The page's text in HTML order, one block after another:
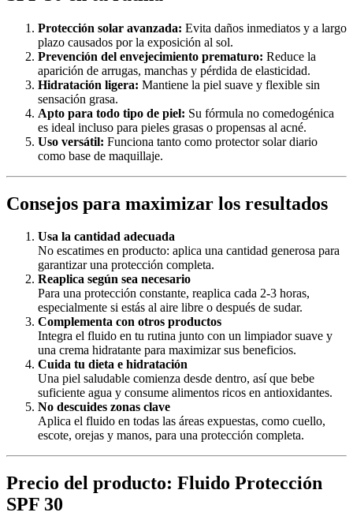
Protección solar avanzada: Evita daños inmediatos y a largo
plazo causados por la exposición al sol.
Prevención del envejecimiento prematuro: Reduce la
aparición de arrugas, manchas y pérdida de elasticidad.
Hidratación ligera: Mantiene la piel suave y flexible sin
sensación grasa.
Apto para todo tipo de piel: Su fórmula no comedogénica
es ideal incluso para pieles grasas o propensas al acné.
Uso versátil: Funciona tanto como protector solar diario
como base de maquillaje.
Consejos para maximizar los resultados
Usa la cantidad adecuada
No escatimes en producto: aplica una cantidad generosa para
garantizar una protección completa.
Reaplica según sea necesario
Para una protección constante, reaplica cada 2-3 horas,
especialmente si estás al aire libre o después de sudar.
Complementa con otros productos
Integra el fluido en tu rutina junto con un limpiador suave y
una crema hidratante para maximizar sus beneficios.
Cuida tu dieta e hidratación
Una piel saludable comienza desde dentro, así que bebe
suficiente agua y consume alimentos ricos en antioxidantes.
No descuides zonas clave
Aplica el fluido en todas las áreas expuestas, como cuello,
escote, orejas y manos, para una protección completa.
Precio del producto: Fluido Protección
SPF 30